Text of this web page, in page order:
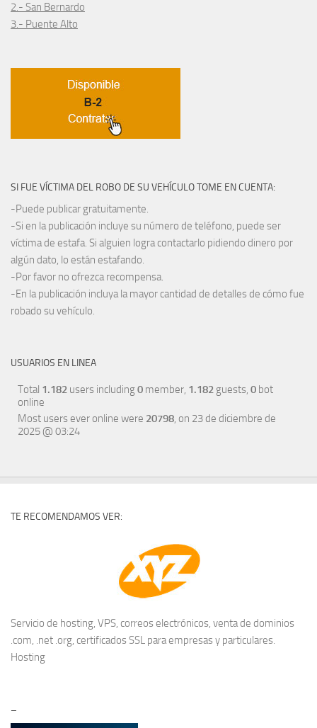
2.- San Bernardo
3.- Puente Alto
SI FUE VÍCTIMA DEL ROBO DE SU VEHÍCULO TOME EN CUENTA:
-Puede publicar gratuitamente.
-Si en la publicación incluye su número de teléfono, puede ser
víctima de estafa. Si alguien logra contactarlo pidiendo dinero por
algún dato, lo están estafando.
-Por favor no ofrezca recompensa.
-En la publicación incluya la mayor cantidad de detalles de cómo fue
robado su vehículo.
USUARIOS EN LINEA
Total 1.182 users including0 member, 1.182 guests, 0 bot
online
Most users ever online were 20798, on 23 de diciembre de
2025 @ 03:24
TE RECOMENDAMOS VER:
Servicio de hosting, VPS, correos electrónicos, venta de dominios
.com, .net .org, certificados SSL para empresas y particulares.
Hosting
–